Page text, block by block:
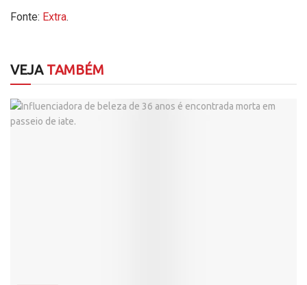
Fonte: Extra.
VEJATAMBÉM